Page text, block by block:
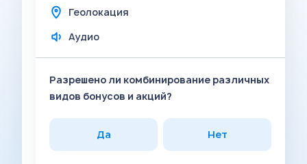
Геолокация
Аудио
Разрешено ли комбинирование различных
видов бонусов и акций?
Да Нет